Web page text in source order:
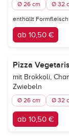
Ø 26 cm Ø 32
enthällt Formfleisch
ab 10,50 €
Pizza
mit Brokkoli,
Zwiebeln
Ø 26 cm Ø 32
ab 10,50 €